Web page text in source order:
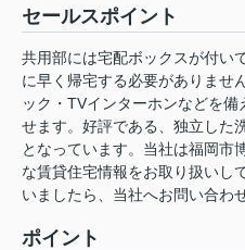
セールスポイント
共用部には宅配ボックスが付い
に早く帰宅する必要がありませ
ック・TVインターホンなどを
せます。好評である、独立した
となっています。当社は福岡市
な賃貸住宅情報をお取り扱いし
いましたら、当社へお問い合わ
ポイント